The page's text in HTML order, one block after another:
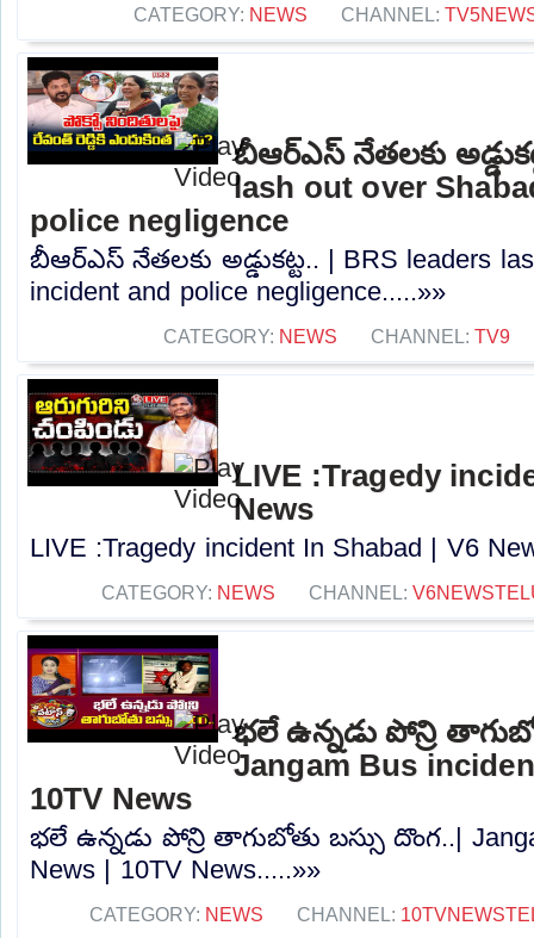
CATEGORY: NEWS CHANNEL:
బీఆర్ఎస్ నేతలకు
lash out over
police negligence
బీఆర్ఎస్ నేతలకు అడ్డుకట్ట.. | BRS leaders
incident and police negligence.....»»
CATEGORY: NEWS CHANNEL: TV9
LIVE :Tragedy
News
LIVE :Tragedy incident In Shabad | V6
CATEGORY: NEWS CHANNEL:
భలే ఉన్నడు పోన్రి
Jangam Bus
10TV News
భలే ఉన్నడు పోన్రి తాగుబోతు బస్సు దొంగ..|
News | 10TV News.....»»
CATEGORY: NEWS CHANNEL: